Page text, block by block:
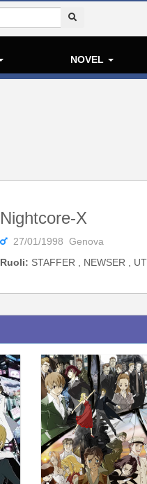
NOVEL
Nightcore-X
27/01/1998 Genova
Ruoli: STAFFER , NEWSER ,